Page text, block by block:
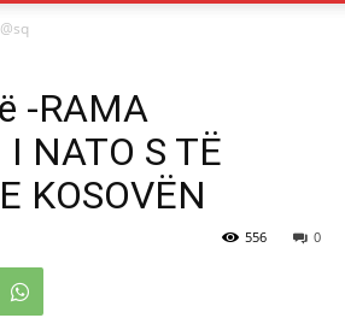
-RAMA
NATO S TË
KOSOVËN
0
556